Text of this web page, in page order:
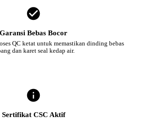
Garansi Bebas Bocor
QC ketat untuk memastikan dinding bebas
dan karet seal kedap air.
Sertifikat CSC Aktif